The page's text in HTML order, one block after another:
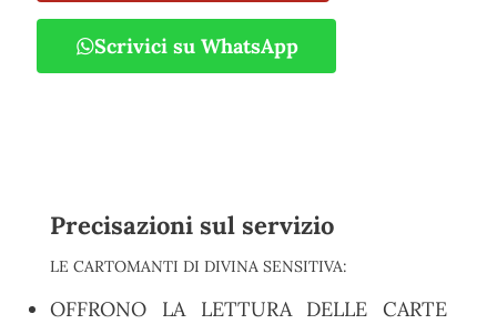
Scrivici su WhatsApp
Precisazioni sul servizio
LE CARTOMANTI DI DIVINA SENSITIVA:
OFFRONO LA LETTURA DELLE CARTE